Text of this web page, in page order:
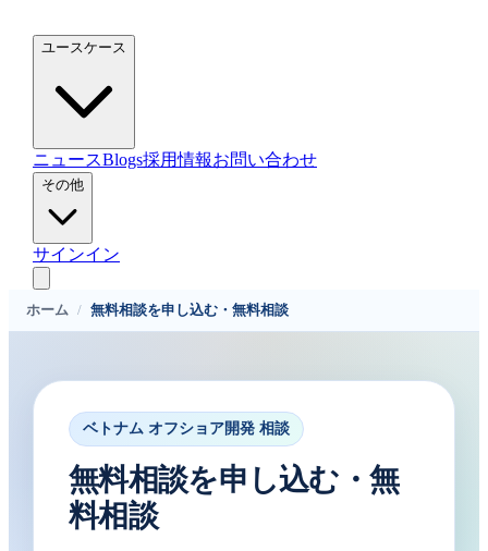
ユースケース
ニュースBlogs採用情報お問い合わせ
その他
サインイン
ホーム / 無料相談を申し込む・無料相談
ベトナム オフショア開発 相談
無料相談を申し込む・無
料相談